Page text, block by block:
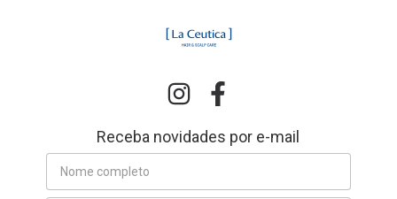
Receba novidades por e-mail